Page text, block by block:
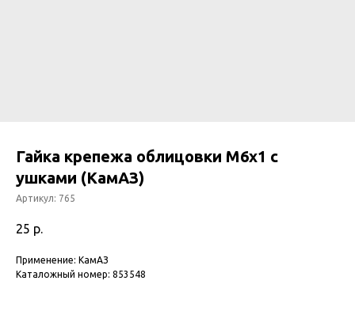
Гайка крепежа облицовки М6х1 с
ушками (КамАЗ)
Артикул: 765
25 р.
Применение: КамАЗ
Каталожный номер: 853548